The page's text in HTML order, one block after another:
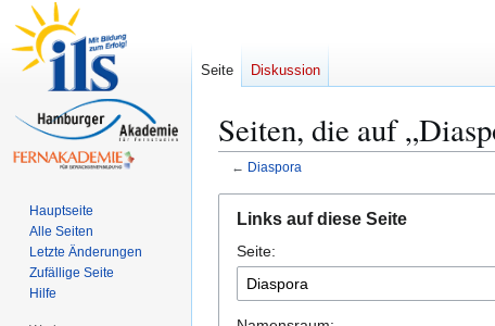
Seiten, die auf
← Diaspora
Navigation
springen
Suche
springen
Links auf diese Seite
Seite:
Seite Diskussion
Hauptseite
Alle Seiten
Letzte Änderungen
Zufällige Seite
Hilfe